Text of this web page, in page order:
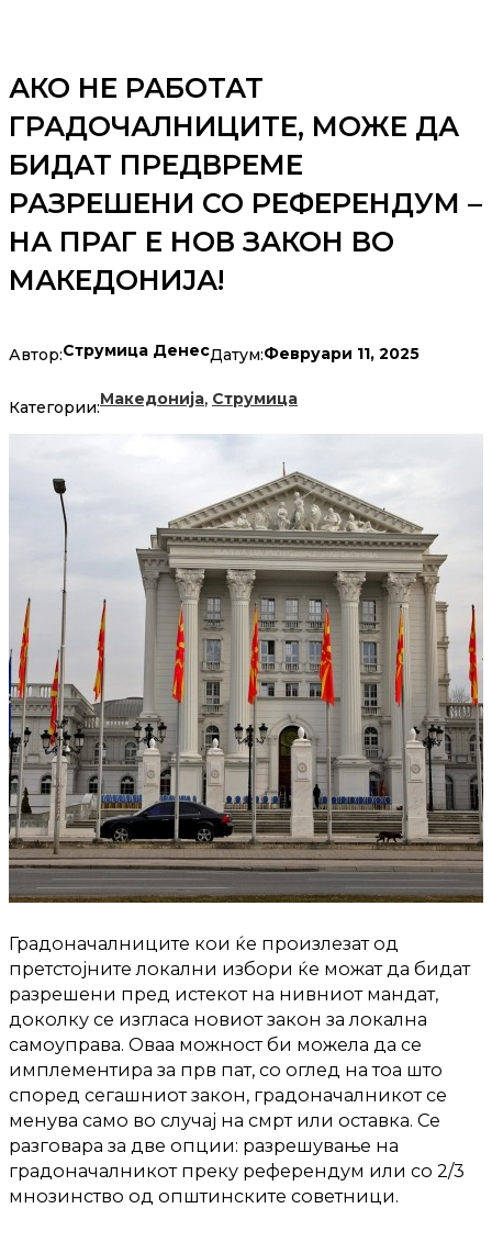
АКО НЕ РАБОТАТ
ГРАДОЧАЛНИЦИТЕ, МОЖЕ ДА
БИДАТ ПРЕДВРЕМЕ
РАЗРЕШЕНИ СО РЕФЕРЕНДУМ –
НА ПРАГ Е НОВ ЗАКОН ВО
МАКЕДОНИЈА!
Автор:Струмица ДенесДатум:Февруари 11, 2025
Категории:Македонија, Струмица
Градоначалниците кои ќе произлезат од
претстојните локални избори ќе можат да бидат
разрешени пред истекот на нивниот мандат,
доколку се изгласа новиот закон за локална
самоуправа. Оваа можност би можела да се
имплементира за прв пат, со оглед на тоа што
според сегашниот закон, градоначалникот се
менува само во случај на смрт или оставка. Се
разговара за две опции: разрешување на
градоначалникот преку референдум или со 2/3
мнозинство од општинските советници.